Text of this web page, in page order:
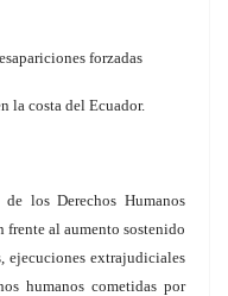
forzadas
la costa del Ecuador.
los Derechos Humanos
frente al aumento sostenido
ejecuciones extrajudiciales
humanos cometidas por